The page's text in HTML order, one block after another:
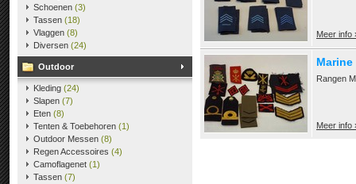
Schoenen (3)
Tassen (18)
Vlaggen (8)
Diversen (24)
Outdoor
Kleding (24)
Slapen (7)
Eten (8)
Tenten & Toebehoren (1)
Outdoor Messen (8)
Regen Accessoires (4)
Camoflagenet (1)
Tassen (7)
Meer info
Marine
Rangen
Meer info